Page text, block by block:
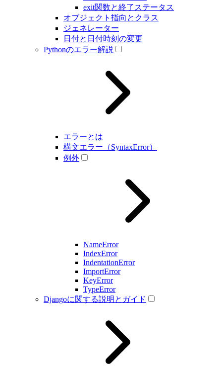
exit関数と終了ステータス
オブジェクト指向とクラス
ジェネレーター
日付と日付時刻の変更
Pythonのエラー解説
エラーとは
構文エラー（SyntaxError）
例外
NameError
IndexError
IndentationError
ImportError
KeyError
TypeError
Djangoに関する説明とガイド